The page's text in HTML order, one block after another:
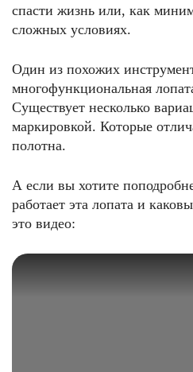
спасти жизнь или, как
сложных условиях.
Один из похожих
многофункциональная
Существует несколько
маркировкой. Которые
полотна.
А если вы хотите
работает эта лопата и
это видео: